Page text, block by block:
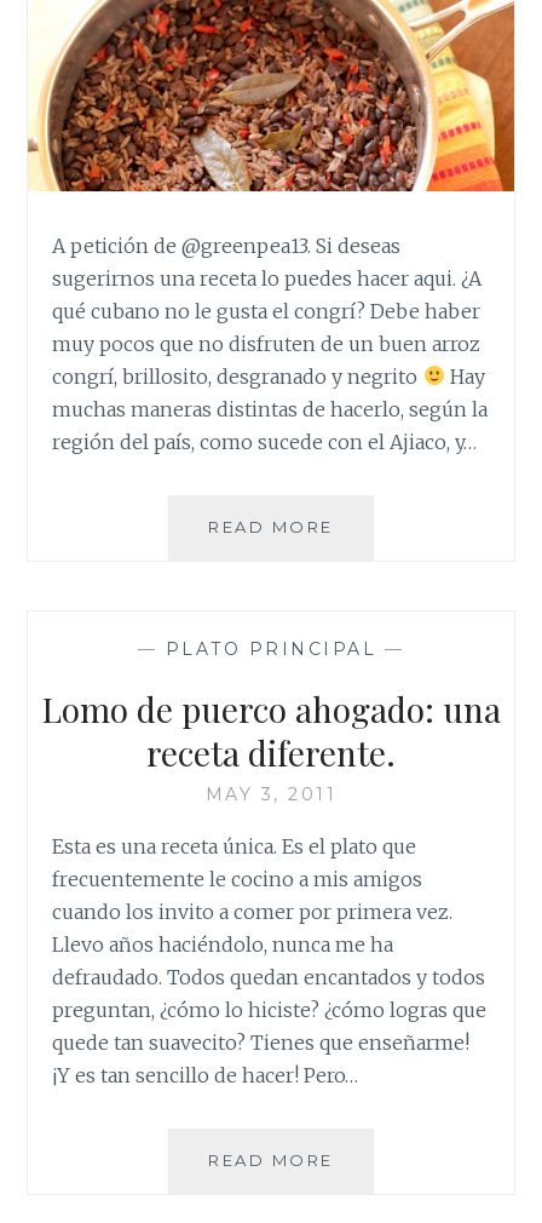
A petición de @greenpea13. Si deseas
sugerirnos una receta lo puedes hacer aqui. ¿A
qué cubano no le gusta el congrí? Debe haber
muy pocos que no disfruten de un buen arroz
congrí, brillosito, desgranado y negrito
Hay
muchas maneras distintas de hacerlo, según la
región del país, como sucede con el Ajiaco, y…
READ MORE
— PLATO PRINCIPAL —
Lomo de puerco ahogado: una
receta diferente.
MAY 3, 2011
Esta es una receta única. Es el plato que
frecuentemente le cocino a mis amigos
cuando los invito a comer por primera vez.
Llevo años haciéndolo, nunca me ha
defraudado. Todos quedan encantados y todos
preguntan, ¿cómo lo hiciste? ¿cómo logras que
quede tan suavecito? Tienes que enseñarme!
¡Y es tan sencillo de hacer! Pero…
READ MORE